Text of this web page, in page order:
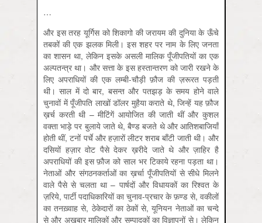
…
और इस तरह यूर्गिस को शिकागो की जरायम की दुनिया के ऊँचे
तबकों की एक झलक मिली। इस शहर पर नाम के लिए जनता
का शासन था, लेकिन इसके असली मालिक पूँजीपतियों का एक
अल्पतन्त्र था। और सत्ता के इस हस्तान्तरण को जारी रखने के
लिए अपराधियों की एक लम्बी-चौड़ी फ़ौज की ज़रूरत पड़ती
थी। साल में दो बार, बसन्त और पतझड़ के समय होने वाले
चुनावों में पूँजीपति लाखों डॉलर मुहैया कराते थे, जिन्हें यह फ़ौज
ख़र्च करती थी – मीटिंगें आयोजित की जाती थीं और कुशल
वक्ता भाड़े पर बुलाये जाते थे, बैण्ड बजते थे और आतिशबाजियाँ
होती थीं, टनों पर्चे और हज़ारों लीटर शराब बाँटी जाती थी। और
दसियों हज़ार वोट पैसे देकर ख़रीदे जाते थे और ज़ाहिर है
अपराधियों की इस फ़ौज को साल भर टिकाये रहना पड़ता था।
नेताओं और संगठनकर्ताओं का ख़र्चा पूँजीपतियों से सीधे मिलने
वाले पैसे से चलता था – पार्षदों और विधायकों का रिश्वत के
ज़रिये, पार्टी पदाधिकारियों का चुनाव-प्रचार के फ़ण्ड से, वकीलों
का तनख़्वाह से, ठेकेदारों का ठेकों से, यूनियन नेताओं का चन्दे
से और अख़बार मालिकों और सम्पादकों का विज्ञापनों से। लेकिन